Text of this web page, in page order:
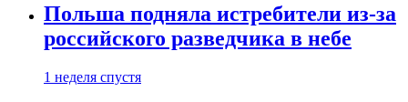
Польша подняла истребители из-за
российского разведчика в небе
1 неделя спустя